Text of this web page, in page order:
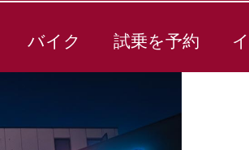
バイク 試乗を予約